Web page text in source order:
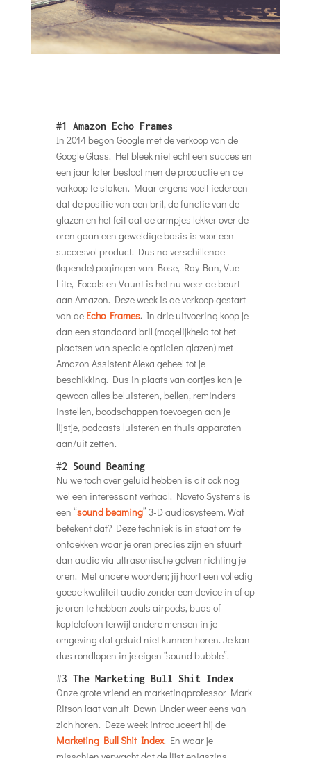
#1 Amazon Echo Frames
In 2014 begon Google met de verkoop van de
Google Glass. Het bleek niet echt een succes en
een jaar later besloot men de productie en de
verkoop te staken. Maar ergens voelt iedereen
dat de positie van een bril, de functie van de
glazen en het feit dat de armpjes lekker over de
oren gaan een geweldige basis is voor een
succesvol product. Dus na verschillende
(lopende) pogingen van Bose, Ray-Ban, Vue
Lite, Focals en Vaunt is het nu weer de beurt
aan Amazon. Deze week is de verkoop gestart
van de Echo Frames.In drie uitvoering koop je
dan een standaard bril (mogelijkheid tot het
plaatsen van speciale opticien glazen) met
Amazon Assistent Alexa geheel tot je
beschikking. Dus in plaats van oortjes kan je
gewoon alles beluisteren, bellen, reminders
instellen, boodschappen toevoegen aan je
lijstje, podcasts luisteren en thuis apparaten
aan/uit zetten.
#2 Sound Beaming
Nu we toch over geluid hebben is dit ook nog
wel een interessant verhaal. Noveto Systems is
een “sound beaming” 3-D audiosysteem. Wat
betekent dat? Deze techniek is in staat om te
ontdekken waar je oren precies zijn en stuurt
dan audio via ultrasonische golven richting je
oren. Met andere woorden; jij hoort een volledig
goede kwaliteit audio zonder een device in of op
je oren te hebben zoals airpods, buds of
koptelefoon terwijl andere mensen in je
omgeving dat geluid niet kunnen horen. Je kan
dus rondlopen in je eigen “sound bubble”.
#3 The Marketing Bull Shit Index
Onze grote vriend en marketingprofessor Mark
Ritson laat vanuit Down Under weer eens van
zich horen. Deze week introduceert hij de
Marketing Bull Shit Index. En waar je